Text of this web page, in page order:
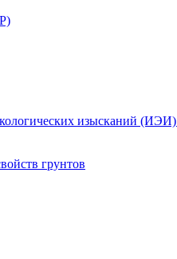
изысканий (ИЭИ)
грунтов